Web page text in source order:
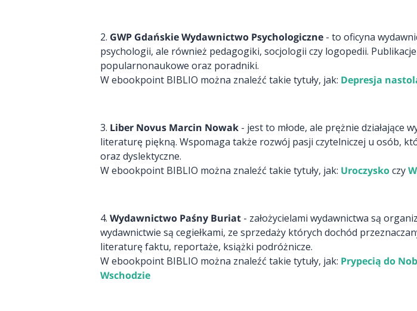
2. GWP Gdańskie Wydawnictwo Psychologiczne - to oficyna
psychologii, ale również pedagogiki, socjologii czy logopedii.
popularnonaukowe oraz poradniki.
W ebookpoint BIBLIO można znaleźć takie tytuły, jak: Depresja
3. Liber Novus Marcin Nowak - jest to młode, ale prężnie działające
literaturę piękną. Wspomaga także rozwój pasji czytelniczej u osób,
oraz dyslektyczne.
W ebookpoint BIBLIO można znaleźć takie tytuły, jak: Uroczyskoczy
4. Wydawnictwo Paśny Buriat - założycielami wydawnictwa są
wydawnictwie są cegiełkami, ze sprzedaży których dochód
literaturę faktu, reportaże, książki podróżnicze.
W ebookpoint BIBLIO można znaleźć takie tytuły, jak: Prypecią do
Wschodzie